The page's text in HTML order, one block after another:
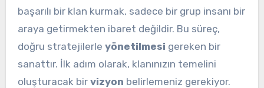
başarılı bir klan kurmak, sadece bir grup insanı bir
araya getirmekten ibaret değildir. Bu süreç,
doğru stratejilerle yönetilmesi gereken bir
sanattır. İlk adım olarak, klanınızın temelini
oluşturacak bir vizyon belirlemeniz gerekiyor.